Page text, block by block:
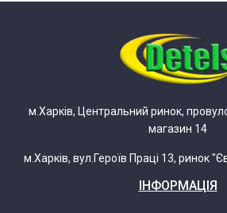
Whirlpool ADG 6450/2 AV
Whirlpool ADG 6450/2 IX
Whirlpool ADG 6450/2 NB
м.Харків, Центральний ринок,
магазин 14
м.Харків, вул.Героїв Праці 13, ринок
ІНФОРМАЦІЯ